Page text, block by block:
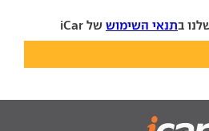
בתנאי השימוש של iCar